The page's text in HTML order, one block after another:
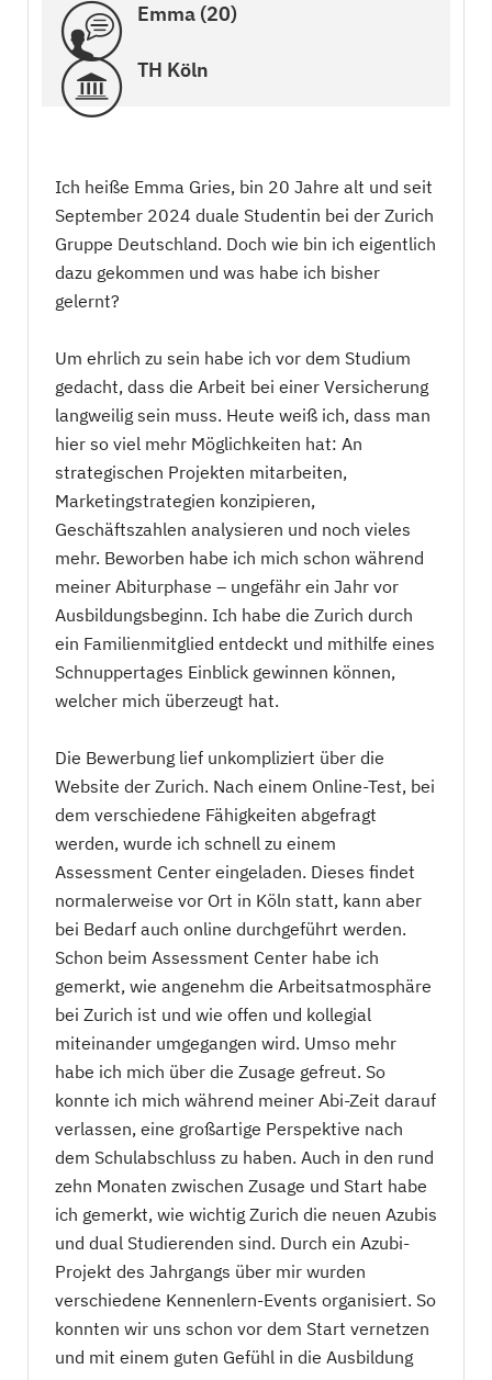
Emma (20)
TH Köln
Ich heiße Emma Gries, bin 20 Jahre alt und seit
September 2024 duale Studentin bei der Zurich
Gruppe Deutschland. Doch wie bin ich eigentlich
dazu gekommen und was habe ich bisher
gelernt?
Um ehrlich zu sein habe ich vor dem Studium
gedacht, dass die Arbeit bei einer Versicherung
langweilig sein muss. Heute weiß ich, dass man
hier so viel mehr Möglichkeiten hat: An
strategischen Projekten mitarbeiten,
Marketingstrategien konzipieren,
Geschäftszahlen analysieren und noch vieles
mehr. Beworben habe ich mich schon während
meiner Abiturphase – ungefähr ein Jahr vor
Ausbildungsbeginn. Ich habe die Zurich durch
ein Familienmitglied entdeckt und mithilfe eines
Schnuppertages Einblick gewinnen können,
welcher mich überzeugt hat.
Die Bewerbung lief unkompliziert über die
Website der Zurich. Nach einem Online-Test, bei
dem verschiedene Fähigkeiten abgefragt
werden, wurde ich schnell zu einem
Assessment Center eingeladen. Dieses findet
normalerweise vor Ort in Köln statt, kann aber
bei Bedarf auch online durchgeführt werden.
Schon beim Assessment Center habe ich
gemerkt, wie angenehm die Arbeitsatmosphäre
bei Zurich ist und wie offen und kollegial
miteinander umgegangen wird. Umso mehr
habe ich mich über die Zusage gefreut. So
konnte ich mich während meiner Abi-Zeit darauf
verlassen, eine großartige Perspektive nach
dem Schulabschluss zu haben. Auch in den rund
zehn Monaten zwischen Zusage und Start habe
ich gemerkt, wie wichtig Zurich die neuen Azubis
und dual Studierenden sind. Durch ein Azubi-
Projekt des Jahrgangs über mir wurden
verschiedene Kennenlern-Events organisiert. So
konnten wir uns schon vor dem Start vernetzen
und mit einem guten Gefühl in die Ausbildung